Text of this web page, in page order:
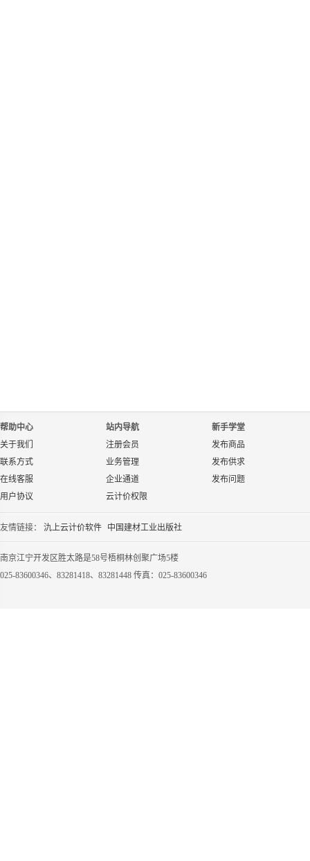
帮助中心
关于我们
联系方式
在线客服
用户协议
站内导航
注册会员
业务管理
企业通道
云计价权限
新手学堂
发布商品
发布供求
发布问题
友情链接： 氿上云计价软件 中国建材工业出版社
南京江宁开发区胜太路是58号梧桐林创聚广场5楼
025-83600346、83281418、83281448 传真：025-83600346